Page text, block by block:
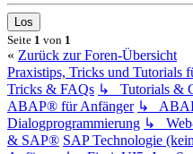
Seite 1 von 1
« Zurück zur Foren-Übersicht
Praxistips, Tricks und Tutorials
Tricks & FAQs ↳ Tutorials &
ABAP® für Anfänger ↳
Dialogprogrammierung ↳
& SAP® SAP Technologie